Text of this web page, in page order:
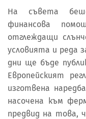
На съвета
финансова
отглеждащи
условията и реда
дни ще бъде
Европейският
изготвена
насочена към
предвид на това,